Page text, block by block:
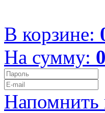
В корзине:
На сумму: 0
Напомнить